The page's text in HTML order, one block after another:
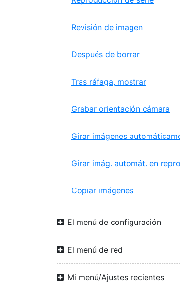
Revisión de imagen
Después de borrar
Tras ráfaga, mostrar
Grabar orientación cámara
Girar imágenes
Girar imág. automát. en
Copiar imágenes
El menú de configuración
El menú de red
Mi menú/Ajustes recientes